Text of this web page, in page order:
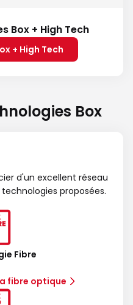
Box + High Tech
+ High Tech
Box
d'un excellent réseau
proposées.
Fibre
fibre optique